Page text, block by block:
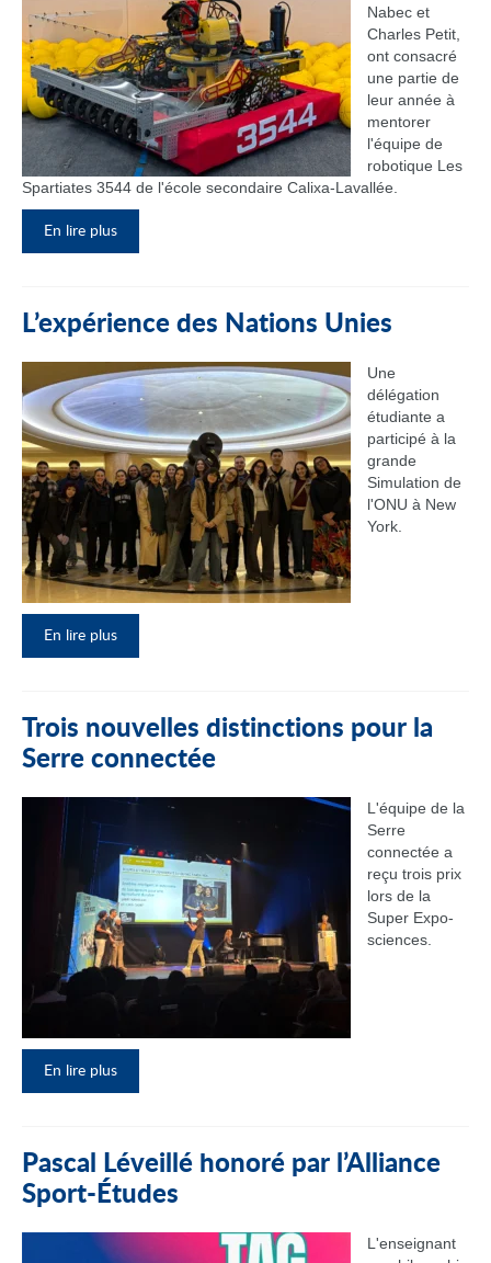
Nabec et
Charles Petit,
ont consacré
une partie de
leur année à
mentorer
l'équipe de
robotique Les
Spartiates 3544 de l'école secondaire Calixa-Lavallée.
En lire plus
L’expérience des Nations Unies
Une
délégation
étudiante a
participé à la
grande
Simulation de
l'ONU à New
York.
En lire plus
Trois nouvelles distinctions pour la
Serre connectée
L'équipe de la
Serre
connectée a
reçu trois prix
lors de la
Super Expo-
sciences.
En lire plus
Pascal Léveillé honoré par l’Alliance
Sport-Études
L'enseignant